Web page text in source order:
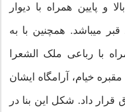
و پایین همراه با دیوار
میباشد. همچنین با به
با رباعی ملک الشعرا
خیام، آرامگاه ایشان
داد. شکل این بنا در